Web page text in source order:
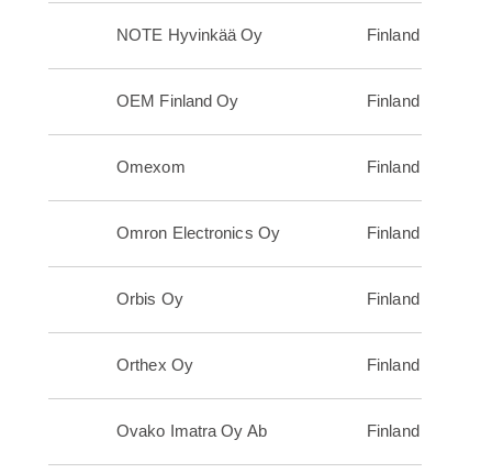
NOTE Hyvinkää Oy Finland
OEM Finland Oy Finland
Omexom Finland
Omron Electronics Oy Finland
Orbis Oy Finland
Orthex Oy Finland
Ovako Imatra Oy Ab Finland